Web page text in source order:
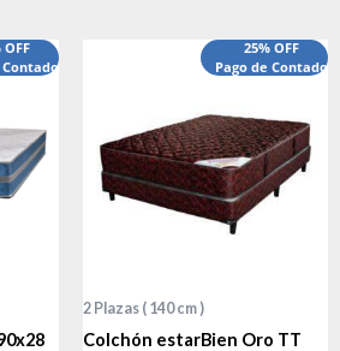
OFF
Contado
El
precio
$440,000.00.
25% OFF
Pago de Contado
2 Plazas ( 140 cm )
Colchón estarBien Oro TT